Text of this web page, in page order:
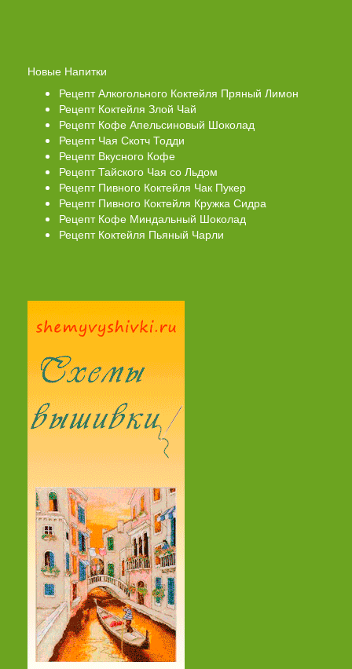
Новые Напитки
Рецепт Алкогольного Коктейля Пряный Лимон
Рецепт Коктейля Злой Чай
Рецепт Кофе Апельсиновый Шоколад
Рецепт Чая Скотч Тодди
Рецепт Вкусного Кофе
Рецепт Тайского Чая со Льдом
Рецепт Пивного Коктейля Чак Пукер
Рецепт Пивного Коктейля Кружка Сидра
Рецепт Кофе Миндальный Шоколад
Рецепт Коктейля Пьяный Чарли